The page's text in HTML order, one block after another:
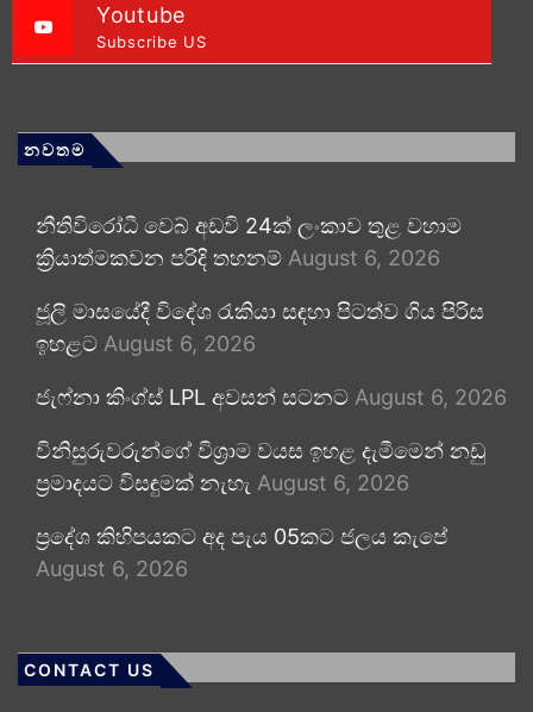
Youtube
Subscribe US
නවතම
නීතිවිරෝධී වෙබ් අඩවි 24ක් ලංකාව තුළ වහාම
ක්‍රියාත්මකවන පරිදි තහනම් August 6, 2026
ජූලි මාසයේදී විදේශ රැකියා සඳහා පිටත්ව ගිය පිරිස
ඉහළට August 6, 2026
ජැෆ්නා කිංග්ස් LPL අවසන් සටනට August 6, 2026
විනිසුරුවරුන්ගේ විශ්‍රාම වයස ඉහළ දැමීමෙන් නඩු
ප්‍රමාදයට විසඳුමක් නැහැ August 6, 2026
ප්‍රදේශ කිහිපයකට අද පැය 05කට ජලය කැපේ
August 6, 2026
CONTACT US